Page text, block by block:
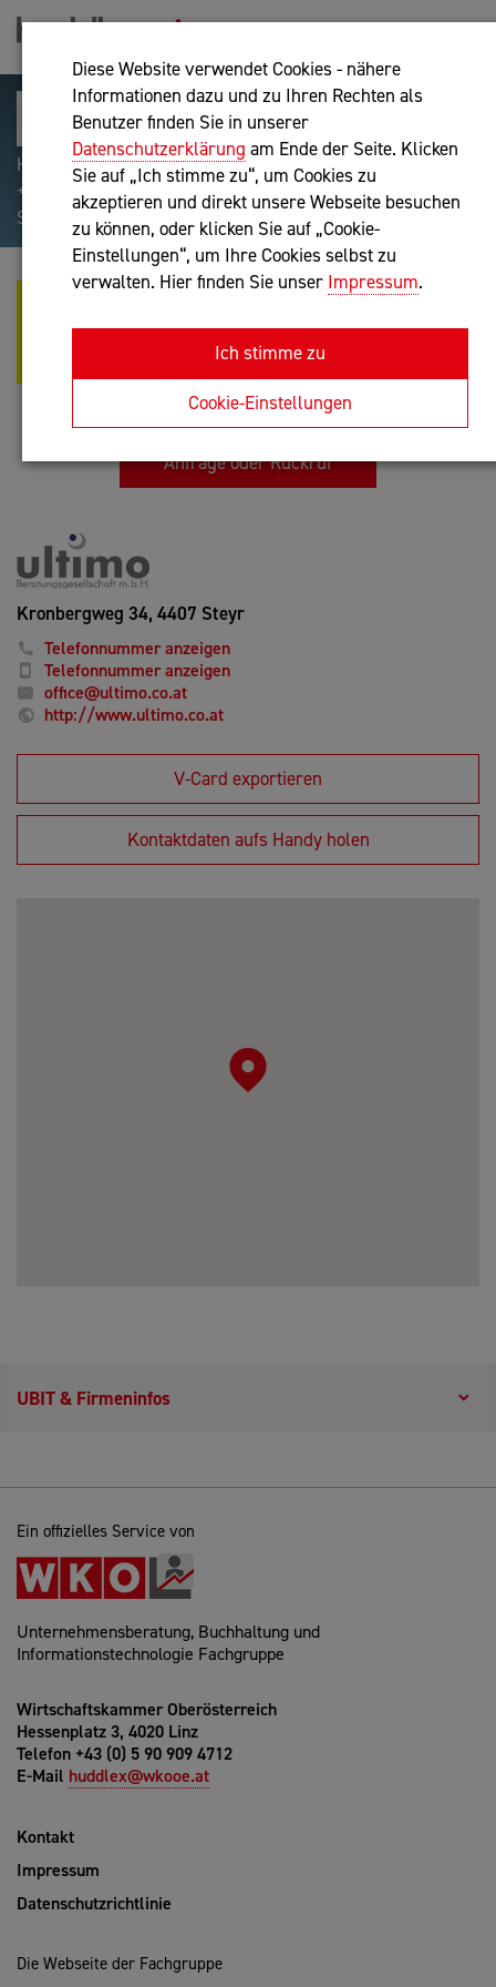
Diese Website verwendet Cookies - nähere
Informationen dazu und zu Ihren Rechten als
Benutzer finden Sie in unserer
Datenschutzerklärung am Ende der Seite. Klicken
Sie auf „Ich stimme zu“, um Cookies zu
akzeptieren und direkt unsere Webseite besuchen
zu können, oder klicken Sie auf „Cookie-
Einstellungen“, um Ihre Cookies selbst zu
verwalten. Hier finden Sie unser Impressum.
Ich stimme zu
Cookie-Einstellungen
Hilfreiche Suchparameter: Begriff einschließen:
+webshop, Begriff ausschließen: -webshop, Exakter
Suchbegriff: "internet of things"
ULTIMO
BETEILIGUNGSGESELLSCHAFT
MBH
Unternehmensberatung
Anfrage oder Rückruf
Kronbergweg 34, 4407 Steyr
Telefonnummer anzeigen
Telefonnummer anzeigen
office@ultimo.co.at
http://www.ultimo.co.at
V-Card exportieren
Kontaktdaten aufs Handy holen
UBIT & Firmeninfos
Ein offizielles Service von
Unternehmensberatung, Buchhaltung und
Informationstechnologie Fachgruppe
Wirtschaftskammer Oberösterreich
Hessenplatz 3, 4020 Linz
Telefon +43 (0) 5 90 909 4712
E-Mail huddlex@wkooe.at
Kontakt
Impressum
Datenschutzrichtlinie
Die Webseite der Fachgruppe